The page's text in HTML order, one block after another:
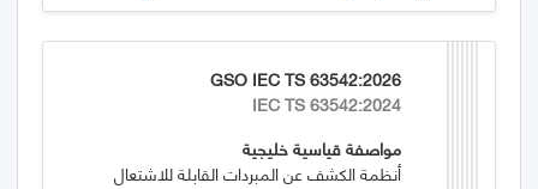
GSO IEC TS 63542:2026
IEC TS 63542:2024
مواصفة قياسية خليجية
أنظمة الكشف عن المبردات القابلة للاشتعال